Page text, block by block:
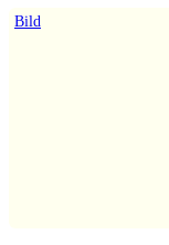
Bild